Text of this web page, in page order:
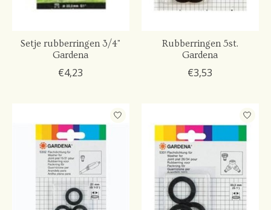
Setje rubberringen 3/4"
Gardena
€4,23
Rubberringen 5st.
Gardena
€3,53